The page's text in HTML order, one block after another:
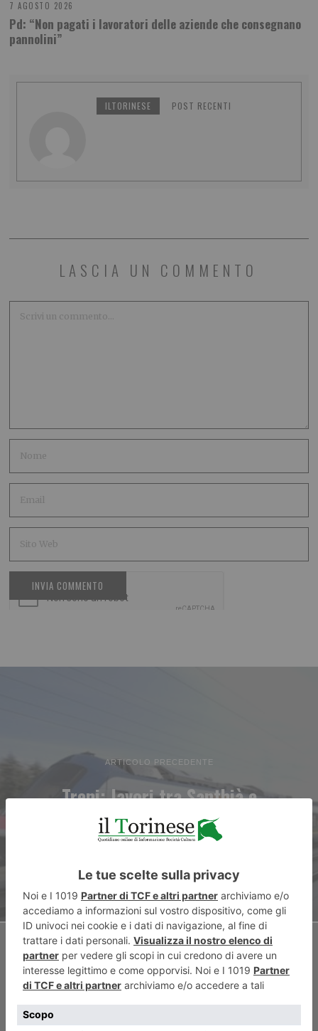
7 AGOSTO 2026
Pd: “Non pagati i lavoratori delle aziende che consegnano
pannolini”
ILTORINESE POST RECENTI
LASCIA UN COMMENTO
ARTICOLO PRECEDENTE
Treni: lavori tra Santhià e
Novara